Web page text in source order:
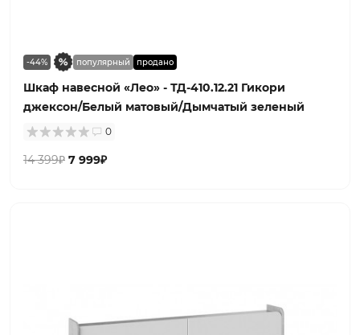
-44% популярный продано
Шкаф навесной «Лео» - ТД-410.12.21 Гикори
джексон/Белый матовый/Дымчатый зеленый
0
14 399₽ 7 999₽